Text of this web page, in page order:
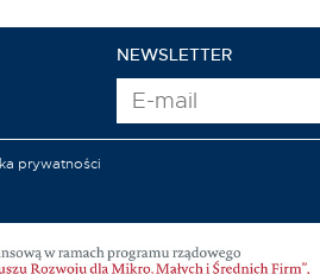
NEWSLETTER
prywatności